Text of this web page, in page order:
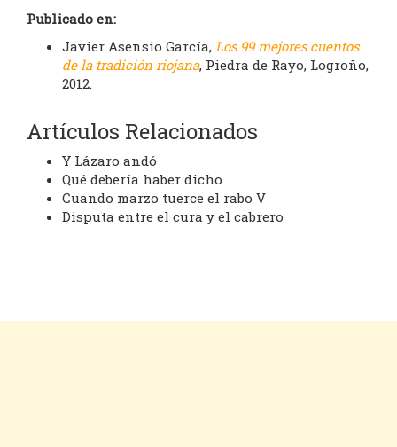
Publicado en:
Javier Asensio García, Los 99 mejores cuentos
de la tradición riojana, Piedra de Rayo, Logroño,
2012.
Artículos Relacionados
Y Lázaro andó
Qué debería haber dicho
Cuando marzo tuerce el rabo V
Disputa entre el cura y el cabrero